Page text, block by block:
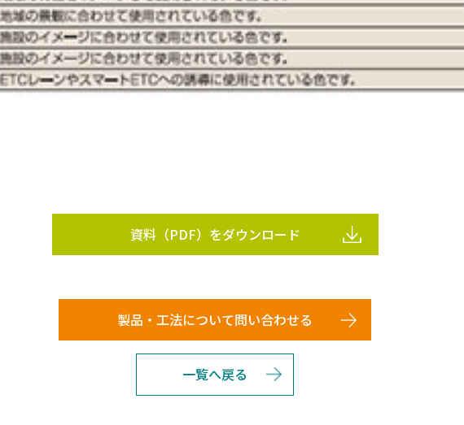
資料（PDF）をダウンロード
製品・工法について問い合わせる
一覧へ戻る